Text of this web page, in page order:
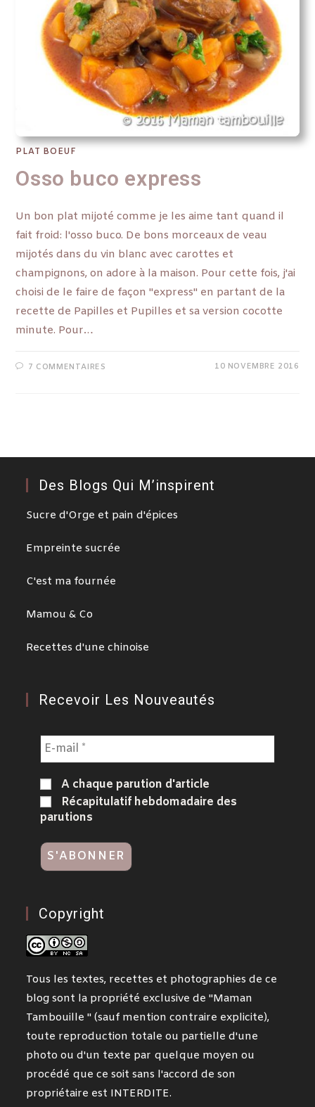
PLAT BOEUF
Osso buco express
Un bon plat mijoté comme je les aime tant quand il
fait froid: l'osso buco. De bons morceaux de veau
mijotés dans du vin blanc avec carottes et
champignons, on adore à la maison. Pour cette fois, j'ai
choisi de le faire de façon "express" en partant de la
recette de Papilles et Pupilles et sa version cocotte
minute. Pour…
7 COMMENTAIRES 10 NOVEMBRE 2016
Des Blogs Qui M’inspirent
Sucre d'Orge et pain d'épices
Empreinte sucrée
C'est ma fournée
Mamou & Co
Recettes d'une chinoise
Recevoir Les Nouveautés
A chaque parution d'article
Récapitulatif hebdomadaire des
parutions
Copyright
Tous les textes, recettes et photographies de ce
blog sont la propriété exclusive de "Maman
Tambouille " (sauf mention contraire explicite),
toute reproduction totale ou partielle d'une
photo ou d'un texte par quelque moyen ou
procédé que ce soit sans l'accord de son
propriétaire est INTERDITE.